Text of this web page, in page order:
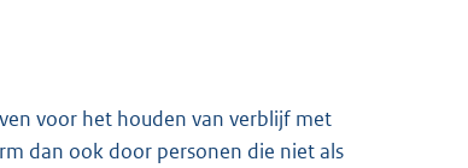
voor het houden van verblijf met
dan ook door personen die niet als